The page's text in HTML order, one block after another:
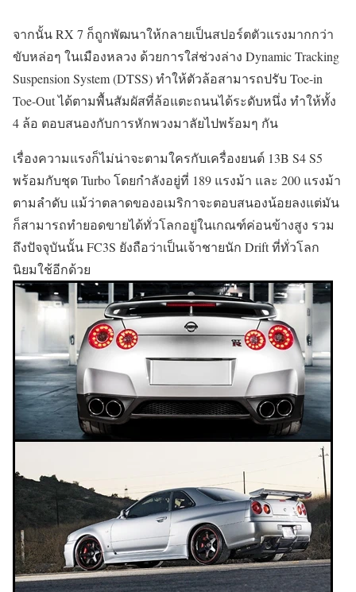
จากนั้น RX 7 ก็ถูกพัฒนาให้กลายเป็นสปอร์ตตัวแรงมากกว่า
ขับหล่อๆ ในเมืองหลวง ด้วยการใส่ช่วงล่าง Dynamic Tracking
Suspension System (DTSS) ทำให้ตัวล้อสามารถปรับ Toe-in
Toe-Out ได้ตามพื้นสัมผัสที่ล้อแตะถนนได้ระดับหนึ่ง ทำให้ทั้ง
4 ล้อ ตอบสนองกับการหักพวงมาลัยไปพร้อมๆ กัน
เรื่องความแรงก็ไม่น่าจะตามใครกับเครื่องยนต์ 13B S4 S5
พร้อมกับชุด Turbo โดยกำลังอยู่ที่ 189 แรงม้า และ 200 แรงม้า
ตามลำดับ แม้ว่าตลาดของอเมริกาจะตอบสนองน้อยลงแต่มัน
ก็สามารถทำยอดขายได้ทั่วโลกอยู่ในเกณฑ์ค่อนข้างสูง รวม
ถึงปัจจุบันนั้น FC3S ยังถือว่าเป็นเจ้าชายนัก Drift ที่ทั่วโลก
นิยมใช้อีกด้วย